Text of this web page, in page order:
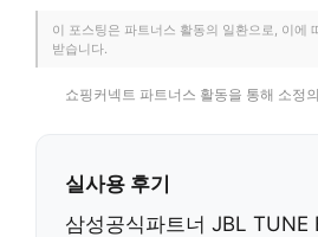
이 포스팅은 파트너스 활동의 일환으로, 이에
받습니다.
쇼핑커넥트 파트너스 활동을 통해 소정
실사용 후기
삼성공식파트너 JBL TUNE